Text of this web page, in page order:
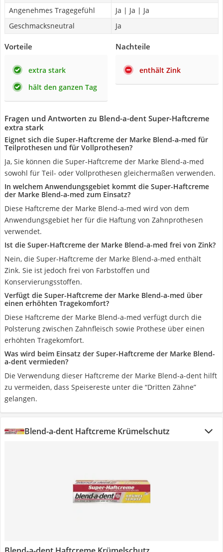
Angenehmes Tragegefühl
Ja | Ja | Ja
Geschmacksneutral
Ja
Vorteile
extra stark
hält den ganzen Tag
Nachteile
enthält Zink
Fragen und Antworten zu Blend-a-dent Super-Haftcreme
extra stark
Eignet sich die Super-Haftcreme der Marke Blend-a-med für
Teilprothesen und für Vollprothesen?
Ja, Sie können die Super-Haftcreme der Marke Blend-a-med
sowohl für Teil- oder Vollprothesen gleichermaßen verwenden.
In welchem Anwendungsgebiet kommt die Super-Haftcreme
der Marke Blend-a-med zum Einsatz?
Diese Haftcreme der Marke Blend-a-med wird von dem
Anwendungsgebiet her für die Haftung von Zahnprothesen
verwendet.
Ist die Super-Haftcreme der Marke Blend-a-med frei von Zink?
Nein, die Super-Haftcreme der Marke Blend-a-med enthält
Zink. Sie ist jedoch frei von Farbstoffen und
Konservierungsstoffen.
Verfügt die Super-Haftcreme der Marke Blend-a-med über
einen erhöhten Tragekomfort?
Diese Haftcreme der Marke Blend-a-med verfügt durch die
Polsterung zwischen Zahnfleisch sowie Prothese über einen
erhöhten Tragekomfort.
Was wird beim Einsatz der Super-Haftcreme der Marke Blend-
a-dent vermieden?
Die Verwendung dieser Haftcreme der Marke Blend-a-dent hilft
zu vermeiden, dass Speisereste unter die “Dritten Zähne”
gelangen.
Blend-a-dent Haftcreme Krümelschutz